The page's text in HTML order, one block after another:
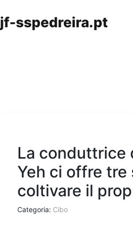
jf-sspedreira.pt
La conduttrice
Yeh ci offre
coltivare il
Categoria: Cibo